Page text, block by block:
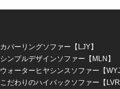
カバーリングソファー【LJY】
シンプルデザインソファー【MLN】
ウォーターヒヤシンスソファー【
こだわりのハイバックソファー【